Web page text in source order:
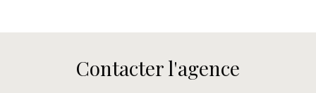
Contacterl'agence